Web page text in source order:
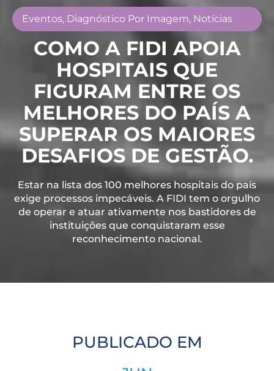
Eventos, Diagnóstico Por Imagem, Notícias
COMO A FIDI APOIA
HOSPITAIS QUE
FIGURAM ENTRE OS
MELHORES DO PAÍS A
SUPERAR OS MAIORES
DESAFIOS DE GESTÃO.
Estar na lista dos 100 melhores hospitais do país
exige processos impecáveis. A FIDI tem o orgulho
de operar e atuar ativamente nos bastidores de
instituições que conquistaram esse
reconhecimento nacional.
PUBLICADO EM